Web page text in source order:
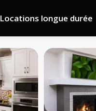
Locations longue durée